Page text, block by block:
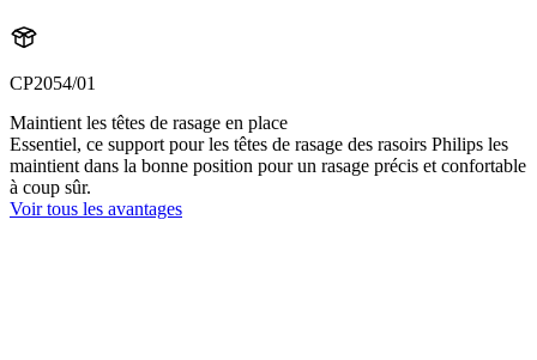
CP2054/01
Maintient les têtes de rasage en place
Essentiel, ce support pour les têtes de rasage des rasoirs Philips les
maintient dans la bonne position pour un rasage précis et confortable
à coup sûr.
Voir tous les avantages